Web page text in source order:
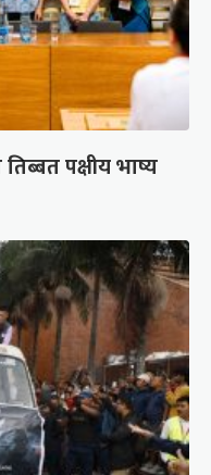
तिब्बत पक्षीय भाष्य